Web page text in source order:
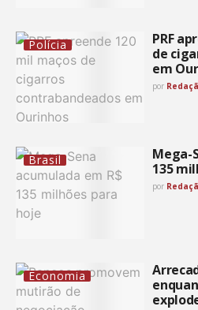
Polícia
PRF
de
em
por
Brasil
Mega-
135
por
Economia